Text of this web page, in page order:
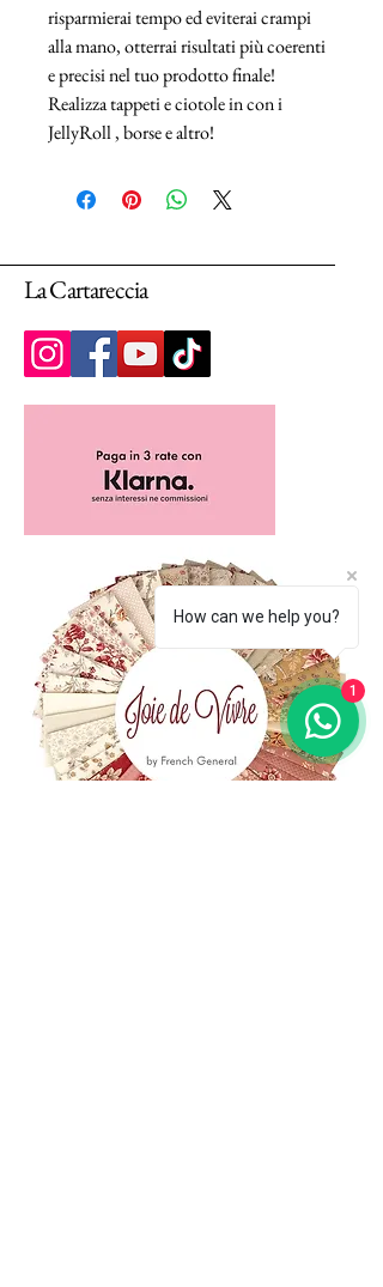
risparmierai tempo ed eviterai crampi
alla mano, otterrai risultati più coerenti
e precisi nel tuo prodotto finale!
Realizza tappeti e ciotole in con i
JellyRoll , borse e altro!
La Cartareccia
How can we help you?
1